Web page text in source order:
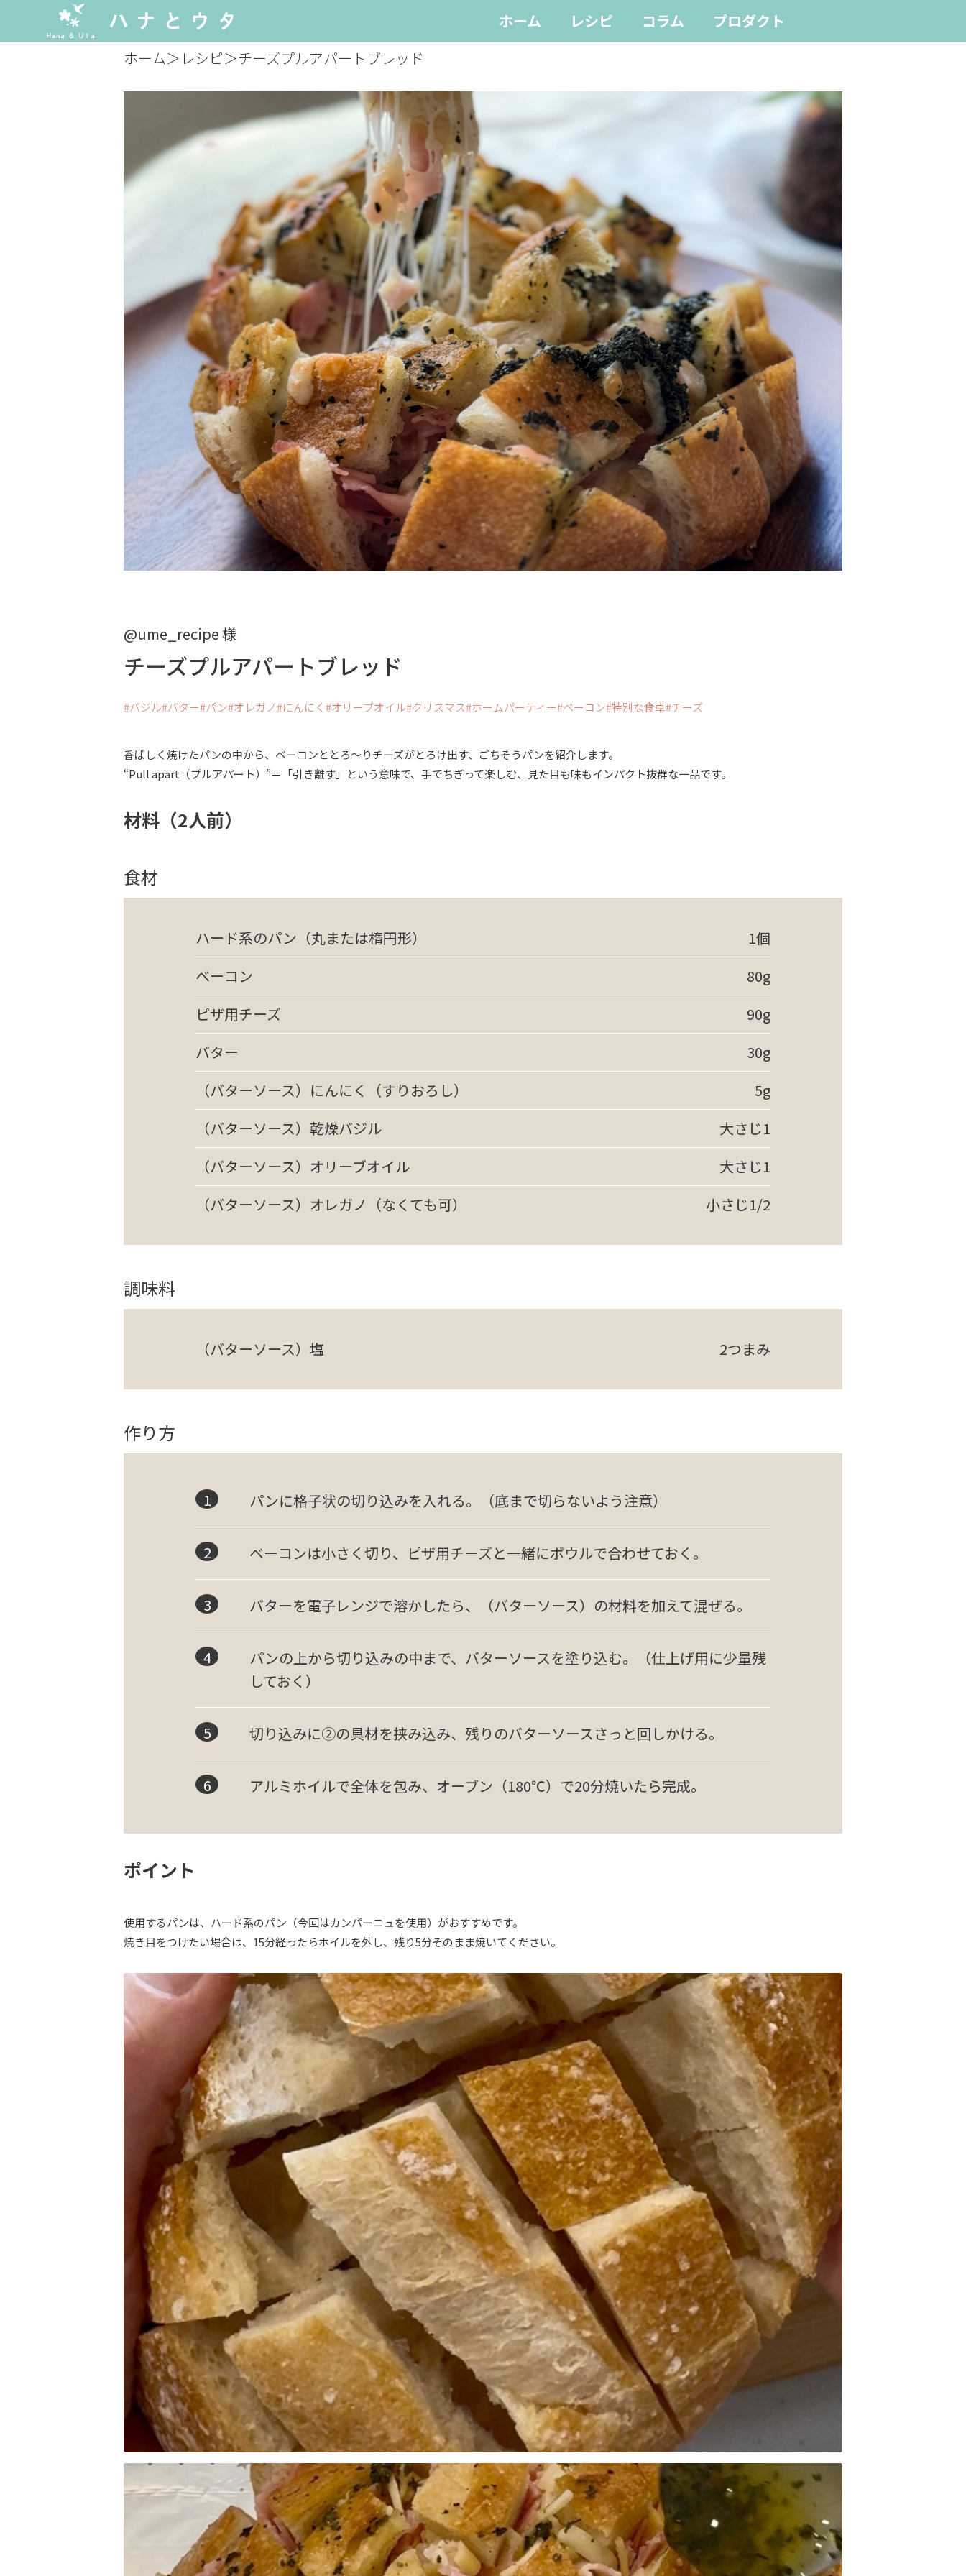
ホーム レシピ コラム
プロダクト
ホーム＞ レシピ＞チーズプルアパートブレッド
@ume_recipe 様
チーズプルアパートブレッド
バジル バター パン オレガノ にんにく オリーブオイル クリスマス ホームパーティー ベーコン 特別な食卓 チーズ
香ばしく焼けたパンの中から、ベーコンととろ～りチーズがとろけ出す、ごちそうパンを紹介します。
“Pull apart（プルアパート）”＝「引き離す」という意味で、手でちぎって楽しむ、見た目も味もインパクト抜群な一品です。
材料（2人前）
食材
ハード系のパン（丸または楕円形）
1個
ベーコン
80g
ピザ用チーズ
90g
バター
30g
（バターソース）にんにく（すりおろし）
5g
（バターソース）乾燥バジル
大さじ1
（バターソース）オリーブオイル
大さじ1
（バターソース）オレガノ（なくても可）
小さじ1/2
調味料
（バターソース）塩 2つまみ
作り方
パンに格子状の切り込みを入れる。（底まで切らないよう注意）
ベーコンは小さく切り、ピザ用チーズと一緒にボウルで合わせておく。
バターを電子レンジで溶かしたら、（バターソース）の材料を加えて混ぜる。
パンの上から切り込みの中まで、バターソースを塗り込む。（仕上げ用に少量残
しておく）
切り込みに②の具材を挟み込み、残りのバターソースさっと回しかける。
アルミホイルで全体を包み、オーブン（180℃）で20分焼いたら完成。
ポイント
使用するパンは、ハード系のパン（今回はカンパーニュを使用）がおすすめです。
焼き目をつけたい場合は、15分経ったらホイルを外し、残り5分そのまま焼いてください。